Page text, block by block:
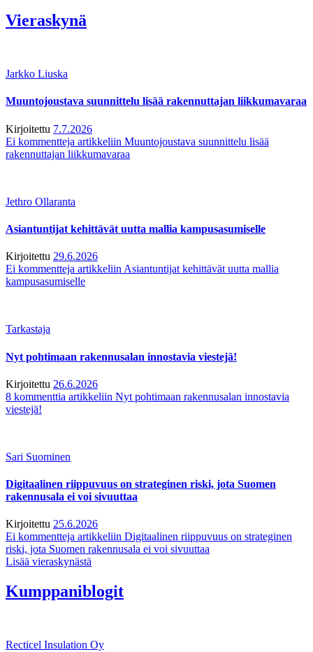
Vieraskynä
Jarkko Liuska
Muuntojoustava suunnittelu lisää rakennuttajan liikkumavaraa
Kirjoitettu 7.7.2026
Ei kommentteja artikkeliin Muuntojoustava suunnittelu lisää
rakennuttajan liikkumavaraa
Jethro Ollaranta
Asiantuntijat kehittävät uutta mallia kampusasumiselle
Kirjoitettu 29.6.2026
Ei kommentteja artikkeliin Asiantuntijat kehittävät uutta mallia
kampusasumiselle
Tarkastaja
Nyt pohtimaan rakennusalan innostavia viestejä!
Kirjoitettu 26.6.2026
8 kommenttia artikkeliin Nyt pohtimaan rakennusalan innostavia
viestejä!
Sari Suominen
Digitaalinen riippuvuus on strateginen riski, jota Suomen
rakennusala ei voi sivuuttaa
Kirjoitettu 25.6.2026
Ei kommentteja artikkeliin Digitaalinen riippuvuus on strateginen
riski, jota Suomen rakennusala ei voi sivuuttaa
Lisää vieraskynästä
Kumppaniblogit
Recticel Insulation Oy